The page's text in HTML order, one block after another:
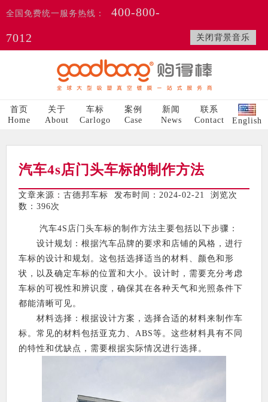
关闭背景音乐
全国免费统一服务热线：
400-800-
7012
首页
Home
关于
About
车标
Carlogo
案例
Case
新闻
News
联系
Contact
English
汽车4s店门头车标的制作方法
文章来源：古德邦车标 发布时间：2024-02-21 浏览次
数： 396次
汽车4S店门头车标的制作方法主要包括以下步骤：
设计规划：根据汽车品牌的要求和店铺的风格，进行
车标的设计和规划。这包括选择适当的材料、颜色和形
状，以及确定车标的位置和大小。设计时，需要充分考虑
车标的可视性和辨识度，确保其在各种天气和光照条件下
都能清晰可见。
材料选择：根据设计方案，选择合适的材料来制作车
标。常见的材料包括亚克力、ABS等。这些材料具有不同
的特性和优缺点，需要根据实际情况进行选择。